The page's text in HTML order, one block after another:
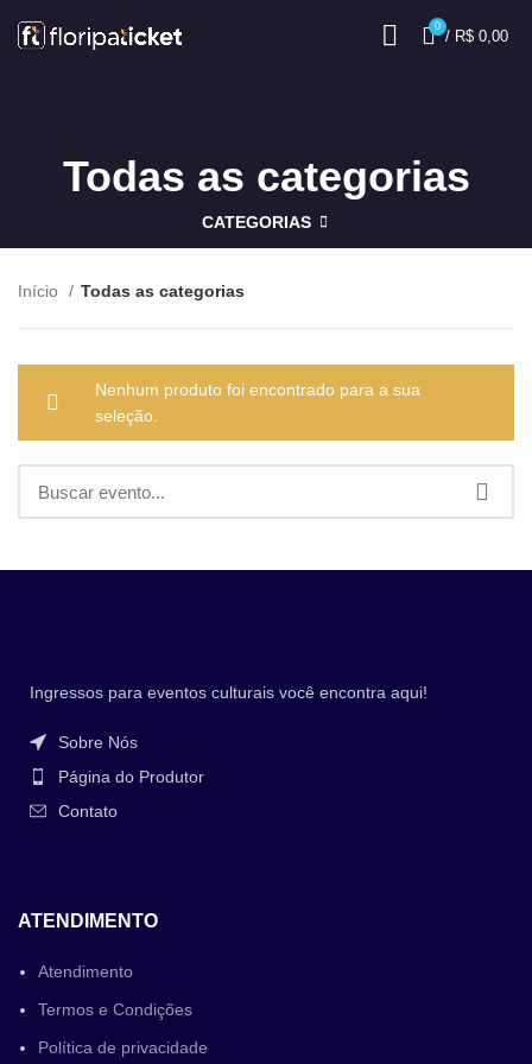
0
/ R$ 0,00
Todas as categorias
CATEGORIAS
Início Todas as categorias
Nenhum produto foi encontrado para a sua
seleção.
Ingressos para eventos culturais você encontra aqui!
Sobre Nós
Página do Produtor
Contato
ATENDIMENTO
Atendimento
Termos e Condições
Política de privacidade